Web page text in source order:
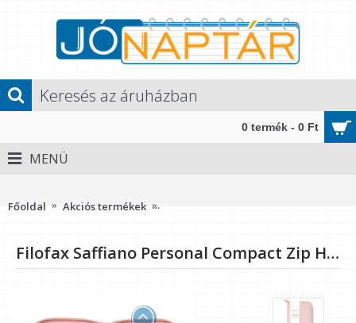
0 termék - 0 Ft
MENÜ
Főoldal Akciós termékek
Filofax Saffiano Personal Compact Zip Halvány rózsaszín